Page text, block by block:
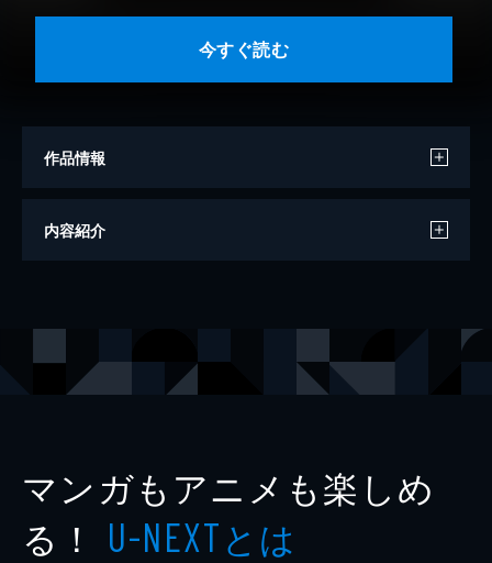
今すぐ読む
作品情報
著者
内容紹介
マンガもアニメも楽しめ
る！ U-NEXTとは